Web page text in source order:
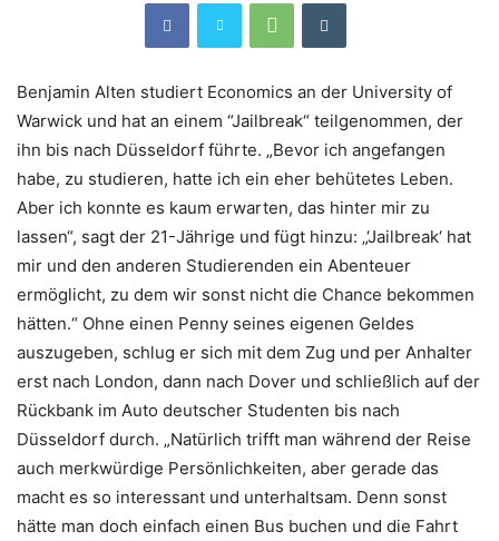
Benjamin Alten studiert Economics an der University of
Warwick und hat an einem “Jailbreak“ teilgenommen, der
ihn bis nach Düsseldorf führte. „Bevor ich angefangen
habe, zu studieren, hatte ich ein eher behütetes Leben.
Aber ich konnte es kaum erwarten, das hinter mir zu
lassen“, sagt der 21-Jährige und fügt hinzu: „‘Jailbreak‘ hat
mir und den anderen Studierenden ein Abenteuer
ermöglicht, zu dem wir sonst nicht die Chance bekommen
hätten.“ Ohne einen Penny seines eigenen Geldes
auszugeben, schlug er sich mit dem Zug und per Anhalter
erst nach London, dann nach Dover und schließlich auf der
Rückbank im Auto deutscher Studenten bis nach
Düsseldorf durch. „Natürlich trifft man während der Reise
auch merkwürdige Persönlichkeiten, aber gerade das
macht es so interessant und unterhaltsam. Denn sonst
hätte man doch einfach einen Bus buchen und die Fahrt